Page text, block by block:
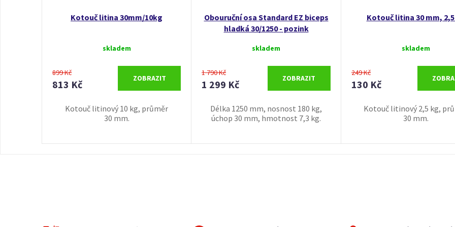
Kotouč litina 30mm/10kg
skladem
899 Kč
813 Kč
ZOBRAZIT
Kotouč litinový 10 kg, průměr
30 mm.
Obouruční osa Standard EZ biceps
hladká 30/1250 - pozink
skladem
1 790 Kč
1 299 Kč
ZOBRAZIT
Délka 1250 mm, nosnost 180 kg,
úchop 30 mm, hmotnost 7,3 kg.
Kotouč litina 30 mm,
skladem
249 Kč
130 Kč
Kotouč litinový 2,5 kg,
30 mm.